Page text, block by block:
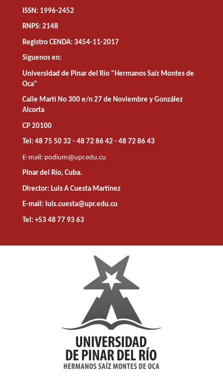
ISSN: 1996-2452
RNPS: 2148
Registro CENDA: 3454-11-2017
Síguenos en:
Universidad de Pinar del Río "Hermanos Saíz Montes de
Oca"
Calle Martí No 300 e/n 27 de Noviembre y González
Alcorta
CP 20100
Tel: 48 75 50 32 - 48 72 86 42 - 48 72 86 43
E-mail: podium@upr.edu.cu
Pinar del Río, Cuba.
Director: Luis A Cuesta Martínez
E-mail: luis.cuesta@upr.edu.cu
Tel: +53 48 77 93 63